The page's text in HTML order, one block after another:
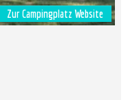
Zur Campingplatz Website